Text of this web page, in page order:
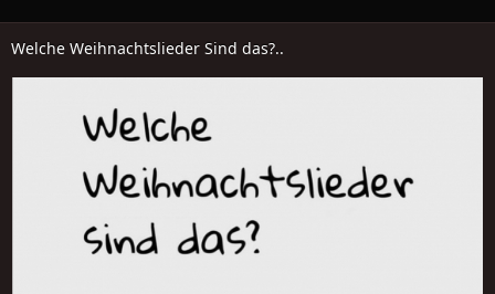
Welche Weihnachtslieder Sind das?..